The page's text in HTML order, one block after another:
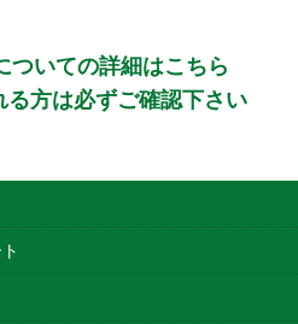
ついての詳細はこちら
方は必ずご確認下さい